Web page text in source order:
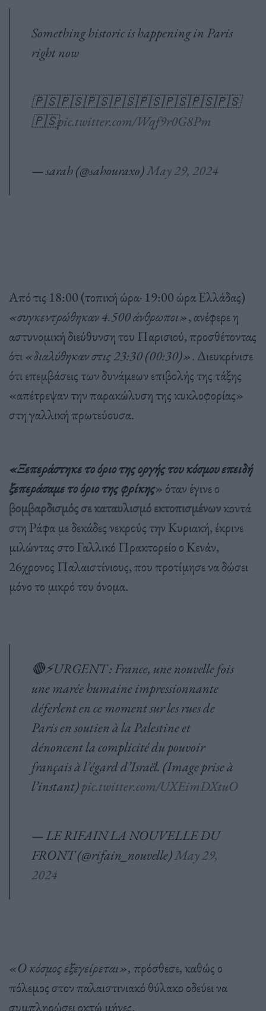
Something historic is happening in Paris
right now
🇵🇸🇵🇸🇵🇸🇵🇸🇵🇸🇵🇸🇵🇸🇵🇸
🇵🇸pic.twitter.com/Wqf9r0G8Pm
— sarah (@sahouraxo)May 29, 2024
Από τις 18:00 (τοπική ώρα· 19:00 ώρα Ελλάδας)
«συγκεντρώθηκαν 4.500 άνθρωποι», ανέφερε η
αστυνομική διεύθυνση του Παρισιού, προσθέτοντας
ότι«διαλύθηκαν στις 23:30 (00:30)». Διευκρίνισε
ότι επεμβάσεις των δυνάμεων επιβολής της τάξης
«απέτρεψαν την παρακώλυση της κυκλοφορίας»
στη γαλλική πρωτεύουσα.
«Ξεπεράστηκε το όριο της οργής του κόσμου επειδή
ξεπεράσαμε το όριο της φρίκης» όταν έγινε ο
βομβαρδισμός σε καταυλισμό εκτοπισμένωνκοντά
στη Ράφα με δεκάδες νεκρούς την Κυριακή, έκρινε
μιλώντας στο Γαλλικό Πρακτορείο ο Κενάν,
26χρονος Παλαιστίνιους, που προτίμησε να δώσει
μόνο το μικρό του όνομα.
🔴⚡️URGENT : France, une nouvelle fois
une marée humaine impressionnante
déferlent en ce moment sur les rues de
Paris en soutien à la Palestine et
dénoncent la complicité du pouvoir
français à l’égard d’Israël. (Image prise à
l’instant)pic.twitter.com/UXEimDXtuO
— LE RIFAIN LA NOUVELLE DU
FRONT (@rifain_nouvelle)May 29,
2024
«Ο κόσμος εξεγείρεται», πρόσθεσε, καθώς ο
πόλεμος στον παλαιστινιακό θύλακο οδεύει να
συμπληρώσει οκτώ μήνες.